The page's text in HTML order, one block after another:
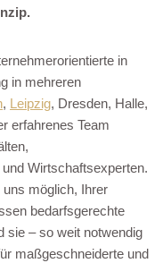
in
in mehreren
, Leipzig, Dresden, Halle,
erfahrenes Team
Wirtschaftsexperten.
möglich, Ihrer
bedarfsgerechte
sie – so weit notwendig
maßgeschneiderte und